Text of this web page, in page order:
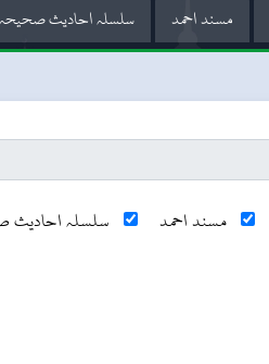
مسند احمد سلسلہ احادیث صحیحہ
مسند احمد
سلسلہ احادیث